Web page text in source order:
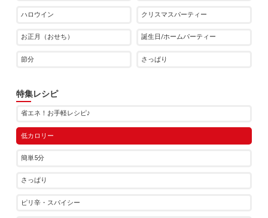
ハロウイン クリスマスパーティー
お正月（おせち） 誕生日/ホームパーティー
節分 さっぱり
特集レシピ
省エネ！お手軽レシピ♪
低カロリー
簡単5分
さっぱり
ピリ辛・スパイシー